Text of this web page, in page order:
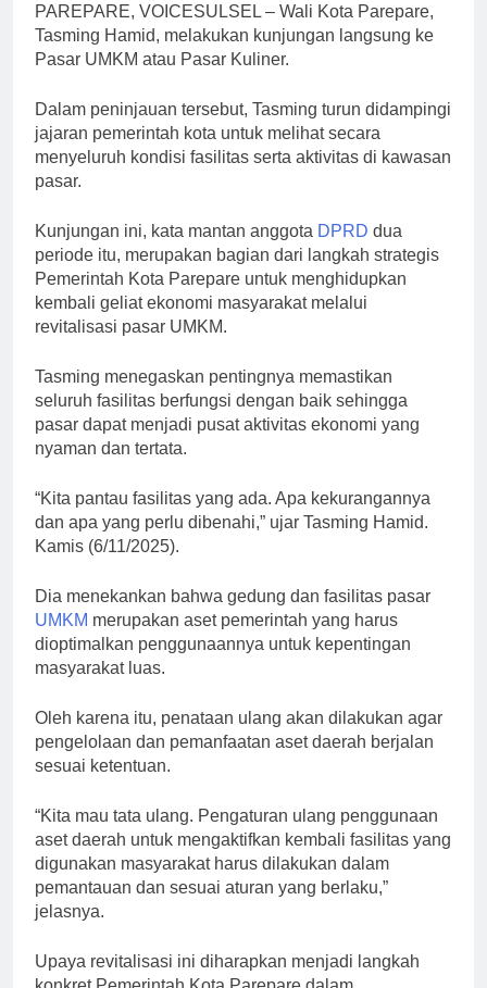
PAREPARE, VOICESULSEL – Wali Kota Parepare,
Tasming Hamid, melakukan kunjungan langsung ke
Pasar UMKM atau Pasar Kuliner.
Dalam peninjauan tersebut, Tasming turun didampingi
jajaran pemerintah kota untuk melihat secara
menyeluruh kondisi fasilitas serta aktivitas di kawasan
pasar.
Kunjungan ini, kata mantan anggota DPRD dua
periode itu, merupakan bagian dari langkah strategis
Pemerintah Kota Parepare untuk menghidupkan
kembali geliat ekonomi masyarakat melalui
revitalisasi pasar UMKM.
Tasming menegaskan pentingnya memastikan
seluruh fasilitas berfungsi dengan baik sehingga
pasar dapat menjadi pusat aktivitas ekonomi yang
nyaman dan tertata.
“Kita pantau fasilitas yang ada. Apa kekurangannya
dan apa yang perlu dibenahi,” ujar Tasming Hamid.
Kamis (6/11/2025).
Dia menekankan bahwa gedung dan fasilitas pasar
UMKM merupakan aset pemerintah yang harus
dioptimalkan penggunaannya untuk kepentingan
masyarakat luas.
Oleh karena itu, penataan ulang akan dilakukan agar
pengelolaan dan pemanfaatan aset daerah berjalan
sesuai ketentuan.
“Kita mau tata ulang. Pengaturan ulang penggunaan
aset daerah untuk mengaktifkan kembali fasilitas yang
digunakan masyarakat harus dilakukan dalam
pemantauan dan sesuai aturan yang berlaku,”
jelasnya.
Upaya revitalisasi ini diharapkan menjadi langkah